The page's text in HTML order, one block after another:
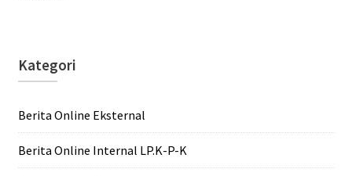
Kategori
Berita Online Eksternal
Berita Online Internal LP.K-P-K